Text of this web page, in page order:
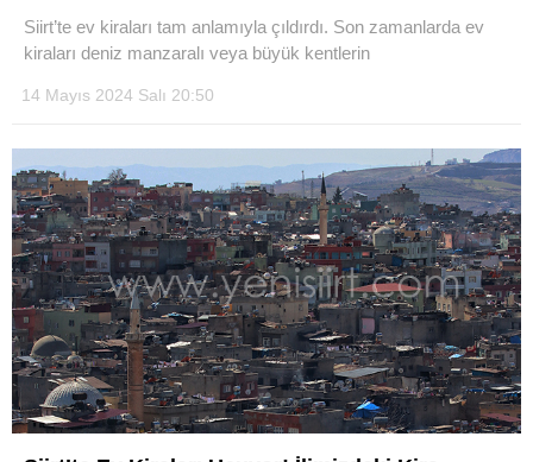
Facebook
Instagram
Youtube
Siirt’te ev kiraları tam anlamıyla çıldırdı. Son zamanlarda ev
kiraları deniz manzaralı veya büyük kentlerin
14 Mayıs 2024 Salı 20:50